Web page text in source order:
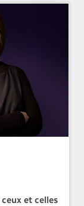
et celles